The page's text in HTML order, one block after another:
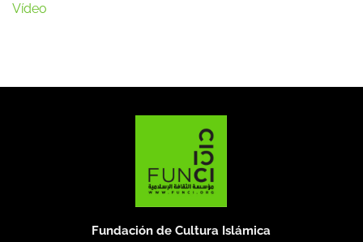
Vídeo
Fundación de Cultura Islámica